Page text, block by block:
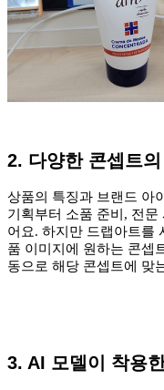
2. 다양한 콘셉트
상품의 특징과 브랜드 아
기획부터 소품 준비, 전
어요. 하지만 드랩아트를
품 이미지에 원하는 콘셉
동으로 해당 콘셉트에 맞
3. AI 모델이 착용